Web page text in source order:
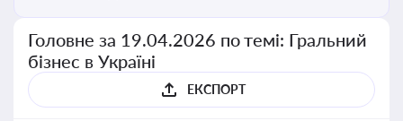
Головне за 19.04.2026 по темі: Гральний
бізнес в Україні
ЕКСПОРТ